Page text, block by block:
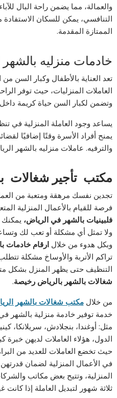
والعمالة، مما يضمن راحة البال
التنافسي، يمكن للسكان
الممتازة المقدمة.
خادمات منزليه
تعد العناية بالأطفال وكبار السن
العاملات المنزليات، حيث توفر
وتضمن لكبار السن حياة كريمة
يساعد وجود العاملة المنزلية في
يمنح أفراد الأسرة وقتًا إضافيًا
والترفيه. عاملات منزليه بالشهر
مكتب تأجير شغالات
تجدين نفسك مرهقة ومتعبة من
فرصة للقيام بالأعمال المنزلية
فلبينيات بالشهر في الرياض، يمكنك
ولا تمثل أي مشكلة أو تعب لك
وبكل هدوء من خلالارقام خادمات
تراكم الأتربة والأوساخ مشكلة
التنظيف حتى يظهر المنزل بشكل
شغالات بالشهر بالرياض رخيصة.
من خلالمكتب شغالات بالشهر
خدمة توفير خادمة منزلية
مثل: أوغندا، بنجلادش، سريلانكا،
الدول، هؤلاء العاملات لديهن خبرة
حيث تخضع العاملات للعديد من
في الأعمال المنزلية لضمان
المنزلية، وتتيح بعض مكاتب
ثلاثة شهور لتبديل العاملة إذا كانت